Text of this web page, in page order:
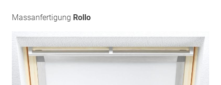
Massanfertigung Rollo